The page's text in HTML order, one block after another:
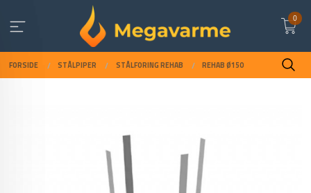
innholdet
0
FORSIDE STÅLPIPER STÅLFORING REHAB REHAB Ø150